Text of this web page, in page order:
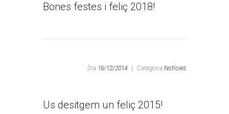
Bones festes i feliç 2018!
Dia 16/12/2014 Categoria Notícies
Us desitgem un feliç 2015!